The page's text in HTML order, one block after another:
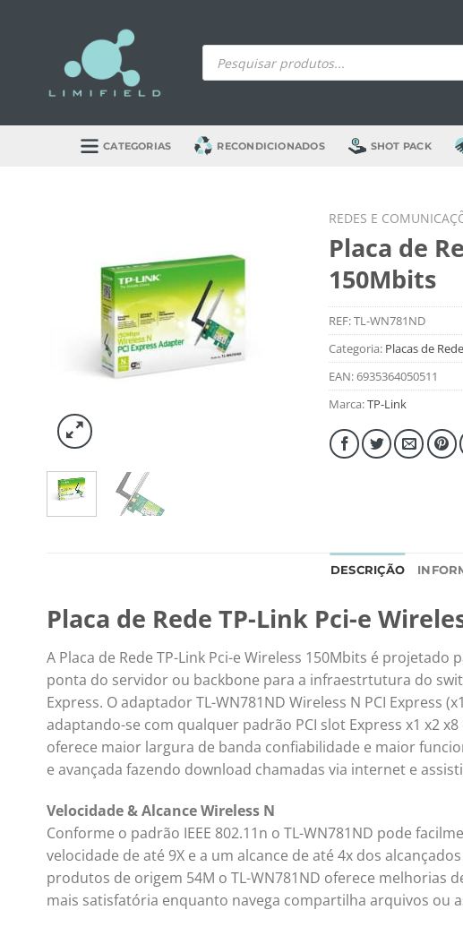
Products
search
CATEGORIAS RECONDICIONADOS SHOT PACK
REDES E
Placa de
150Mbits
REF:TL-WN781ND
Categoria: Placas de
EAN:6935364050511
Marca:TP-Link
DESCRIÇÃO
Placa de Rede TP-Link Pci-e
A Placa de Rede TP-Link Pci-e Wireless 150Mbits é
ponta do servidor ou backbone para a infraestrtutura do
Express. O adaptador TL-WN781ND Wireless N PCI
adaptando-se com qualquer padrão PCI slot Express x1 x2
oferece maior largura de banda confiabilidade e maior
e avançada fazendo download chamadas via internet e
Velocidade & Alcance Wireless N
Conforme o padrão IEEE 802.11n o TL-WN781ND pode
velocidade de até 9X e a um alcance de até 4x dos
produtos de origem 54M o TL-WN781ND oferece melhorias
mais satisfatória enquanto navega compartilha arquivos ou